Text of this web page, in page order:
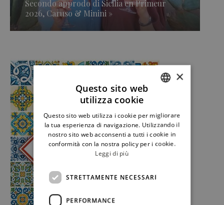
Secondo approdo di Sicilia en Primeur
2026, Caruso & Minini »
ENGLISH
×
Questo sito web
utilizza cookie
Questo sito web utilizza i cookie per migliorare
la tua esperienza di navigazione. Utilizzando il
nostro sito web acconsenti a tutti i cookie in
conformità con la nostra policy per i cookie.
Leggi di più
STRETTAMENTE NECESSARI
PERFORMANCE